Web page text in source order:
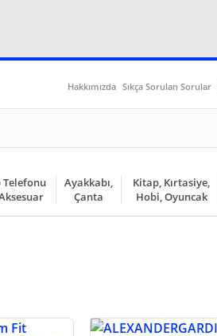
Hakkımızda Sıkça Sorulan Sorular
Telefonu
Ayakkabı,
Çanta
Kitap, Kırtasiye,
Hobi, Oyuncak